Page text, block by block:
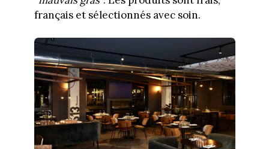
français et sélectionnés avec soin.